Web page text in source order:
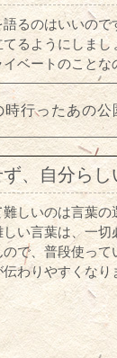
るのはいいの
てるようにしま
ベートのこと
時行ったあの
、自分ら
しいのは言葉
い言葉は、一
で、普段使っ
わりやすくなり